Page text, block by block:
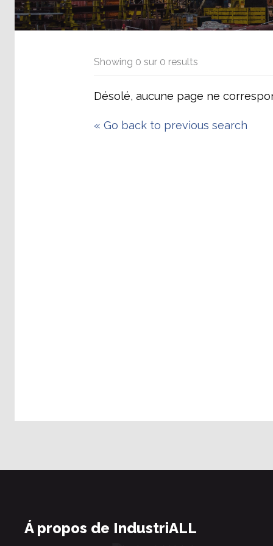
Showing 0sur 0 results
Désolé, aucune page ne
«Go back to previous search
Á propos de IndustriALL